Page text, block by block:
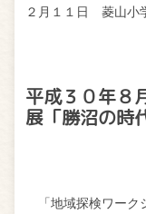
２月１１日 菱山小
平成３０年
展「勝沼の時
「地域探検ワーク